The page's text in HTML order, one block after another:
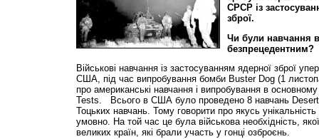
СРСР із
зброї.
Чи були навчання
безпрецедентним?
Військові навчання із застосуванням ядерної зброї
США, під час випробування бомби Buster Dog (1
про американські навчання і випробування в
Tests. Всього в США було проведено 8 навчань
Тоцьких навчань. Тому говорити про якусь
умовно. На той час це була військова необхідність,
великих країн, які брали участь у гонці озброєнь.